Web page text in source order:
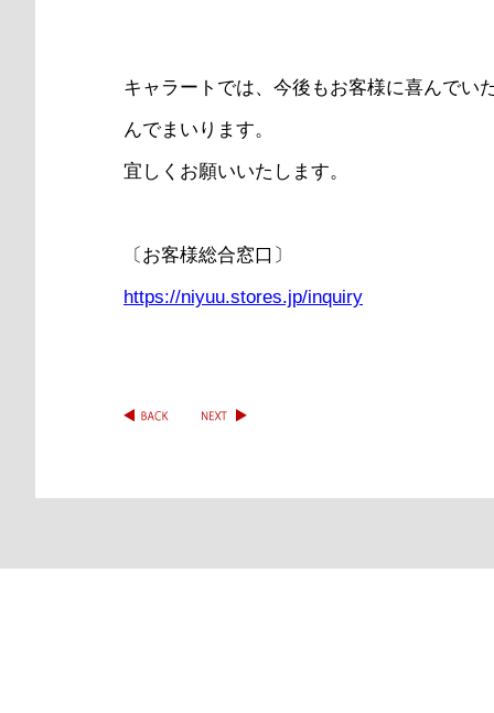
キャラートでは、今後もお客様に喜んでい
んでまいります。
宜しくお願いいたします。
〔お客様総合窓口〕
https://niyuu.stores.jp/inquiry